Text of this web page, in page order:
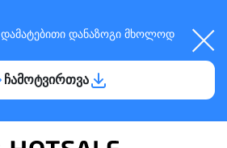
დამატებითი დანაზოგი მხოლოდ
ჩამოტვირთვა